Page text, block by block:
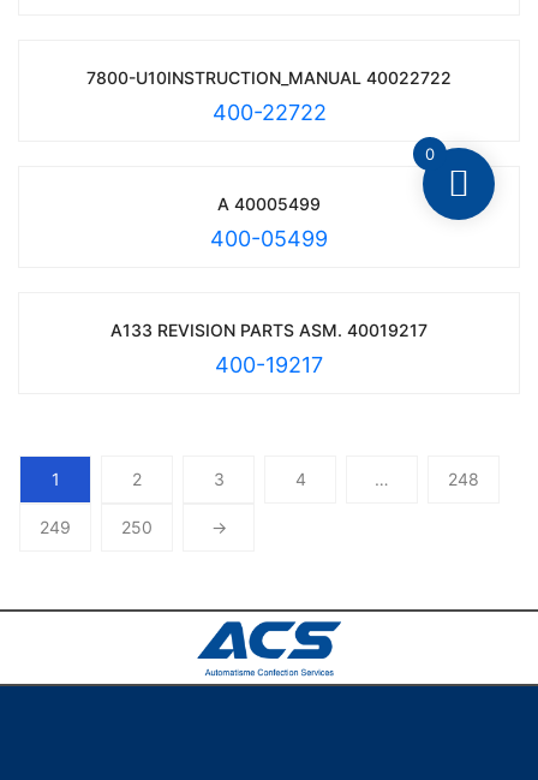
7800-U10INSTRUCTION_MANUAL 40022722
400-22722
A 40005499
400-05499
A133 REVISION PARTS ASM. 40019217
400-19217
1 2 3 4 … 248
249 250 →
0